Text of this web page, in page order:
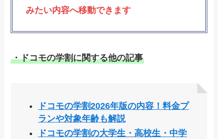
みたい内容へ移動できます
・ドコモの学割に関する他の記事
ドコモの学割2026年版の内容！料金プ
ランや対象年齢も解説
ドコモの学割の大学生・高校生・中学